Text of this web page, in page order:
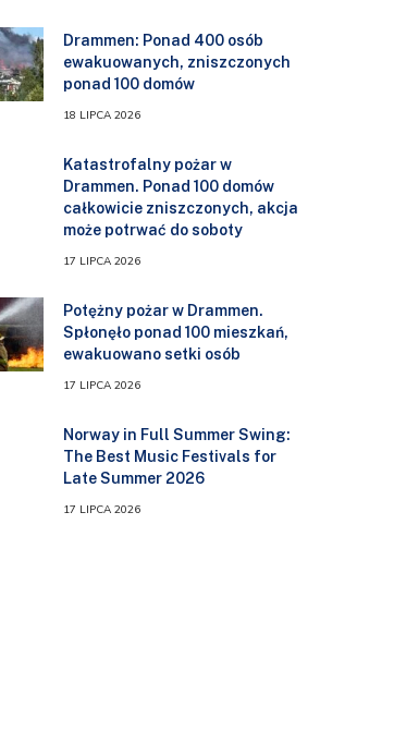
Drammen: Ponad 400 osób
ewakuowanych, zniszczonych
ponad 100 domów
18 LIPCA 2026
Katastrofalny pożar w
Drammen. Ponad 100 domów
całkowicie zniszczonych, akcja
może potrwać do soboty
17 LIPCA 2026
Potężny pożar w Drammen.
Spłonęło ponad 100 mieszkań,
ewakuowano setki osób
17 LIPCA 2026
Norway in Full Summer Swing:
The Best Music Festivals for
Late Summer 2026
17 LIPCA 2026